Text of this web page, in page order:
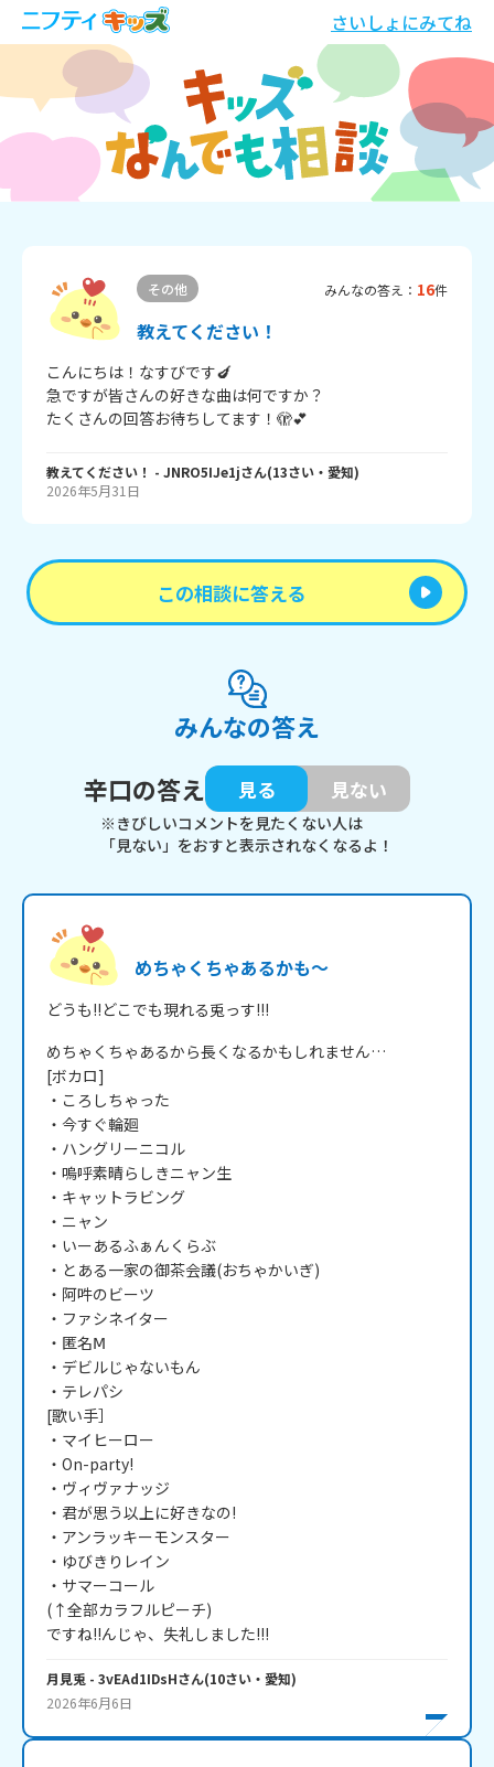
さいしょにみてね
その他 みんなの答え： 16件
教えてください！
こんにちは！なすびです🍆
急ですが皆さんの好きな曲は何ですか？
たくさんの回答お待ちしてます！🫣💕
教えてください！ - JNRO5IJe1jさん(13さい・ 愛知)
2026年5月31日
この相談に答える
みんなの答え
辛口の答え
見る 見ない
※きびしいコメントを見たくない人は
「見ない」をおすと表示されなくなるよ！
めちゃくちゃあるかも～
どうも!!どこでも現れる兎っす!!!
めちゃくちゃあるから長くなるかもしれません…
[ボカロ]
・ころしちゃった
・今すぐ輪廻
・ハングリーニコル
・嗚呼素晴らしきニャン生
・キャットラビング
・ニャン
・いーあるふぁんくらぶ
・とある一家の御茶会議(おちゃかいぎ)
・阿吽のビーツ
・ファシネイター
・匿名Ⅿ
・デビルじゃないもん
・テレパシ
[歌い手］
・マイヒーロー
・On-party!
・ヴィヴァナッジ
・君が思う以上に好きなの!
・アンラッキーモンスター
・ゆびきりレイン
・サマーコール
(↑全部カラフルピーチ)
ですね!!んじゃ、失礼しました!!!
月見兎 - 3vEAd1IDsHさん(10さい・ 愛知)
2026年6月6日